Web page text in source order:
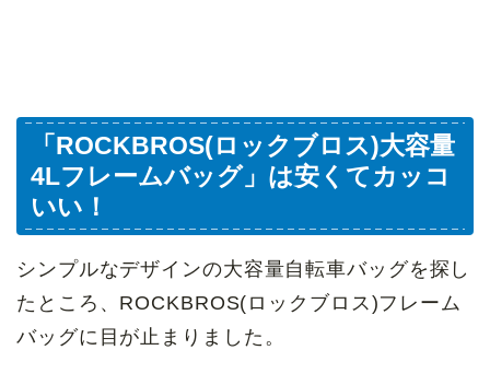
「ROCKBROS(ロックブロス)大容量
4Lフレームバッグ」は安くてカッコ
いい！
シンプルなデザインの大容量自転車バッグを探し
たところ、ROCKBROS(ロックブロス)フレーム
バッグに目が止まりました。